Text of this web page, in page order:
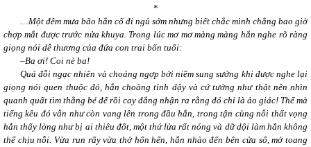
*
…Một đêm mưa bão hắn cố đi ngủ sớm nhưng biết chắc mình chẳng bao giờ
chợp mắt được trước nửa khuya. Trong lúc mơ mơ màng màng hắn nghe rõ ràng
giọng nói dễ thương của đứa con trai bốn tuổi:
–Ba ơi! Coi nè ba!
Quá đỗi ngạc nhiên và choáng ngợp bởi niềm sung sướng khi được nghe lại
giọng nói quen thuộc đó, hắn choàng tỉnh dậy và cứ tưởng như thật nên nhìn
quanh quất tìm thằng bé để rồi cay đắng nhận ra rằng đó chỉ là ảo giác! Thế mà
tiếng kêu đó vẫn như còn vang lên trong đầu hắn, trong tận cùng nỗi thất vọng
hắn thấy lòng như bị ai thiêu đốt, một thứ lửa rất nóng và dữ dội làm hắn không
thể chịu nỗi. Vừa run rẩy vừa thở hổn hển, hắn nhào đến bên cửa sổ, mở toang